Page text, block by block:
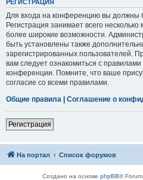
РЕГИСТРАЦИЯ
Для входа на конференцию вы должны
Регистрация занимает всего
более широкие возможности.
быть установлены также
зарегистрированных пользователей.
вам следует ознакомиться с
конференции. Помните, что ваше
согласие со всеми правилами.
Общие правила
Соглашение о
Регистрация
На портал Список форумов
Создано на основеphpBB®